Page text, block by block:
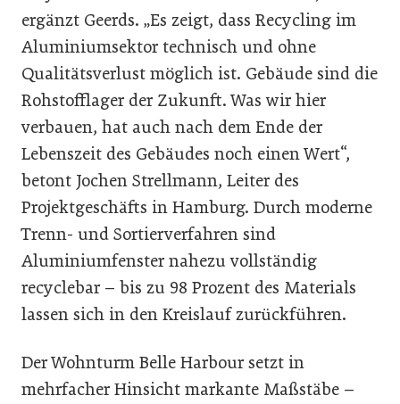
ergänzt Geerds. „Es zeigt, dass Recycling im
Aluminiumsektor technisch und ohne
Qualitätsverlust möglich ist. Gebäude sind die
Rohstofflager der Zukunft. Was wir hier
verbauen, hat auch nach dem Ende der
Lebenszeit des Gebäudes noch einen Wert“,
betont Jochen Strellmann, Leiter des
Projektgeschäfts in Hamburg. Durch moderne
Trenn- und Sortierverfahren sind
Aluminiumfenster nahezu vollständig
recyclebar – bis zu 98 Prozent des Materials
lassen sich in den Kreislauf zurückführen.
Der Wohnturm Belle Harbour setzt in
mehrfacher Hinsicht markante Maßstäbe –